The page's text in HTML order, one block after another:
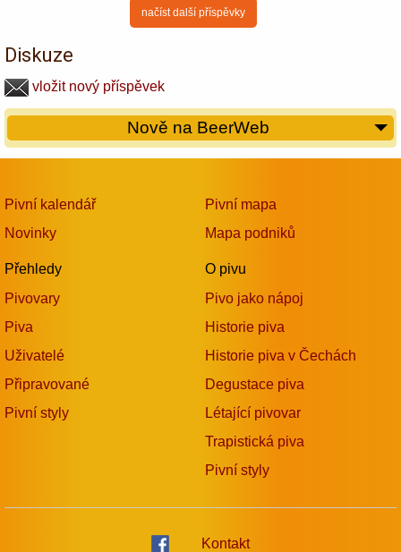
načíst další příspěvky
Diskuze
vložit nový příspěvek
Nově na BeerWeb
Pivní kalendář
Novinky
Přehledy
Pivovary
Piva
Uživatelé
Připravované
Pivní styly
Pivní mapa
Mapa podniků
O pivu
Pivo jako nápoj
Historie piva
Historie piva v Čechách
Degustace piva
Létající pivovar
Trapistická piva
Pivní styly
Kontakt